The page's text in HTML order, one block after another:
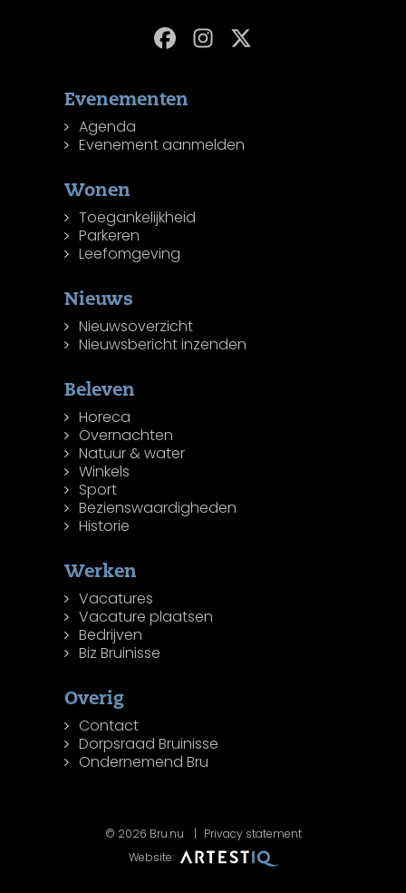
Evenementen
Agenda
Evenement aanmelden
Wonen
Toegankelijkheid
Parkeren
Leefomgeving
Nieuws
Nieuwsoverzicht
Nieuwsbericht inzenden
Beleven
Horeca
Overnachten
Natuur & water
Winkels
Sport
Bezienswaardigheden
Historie
Werken
Vacatures
Vacature plaatsen
Bedrijven
Biz Bruinisse
Overig
Contact
Dorpsraad Bruinisse
Ondernemend Bru
© 2026 Bru.nu
Privacy statement
Website: